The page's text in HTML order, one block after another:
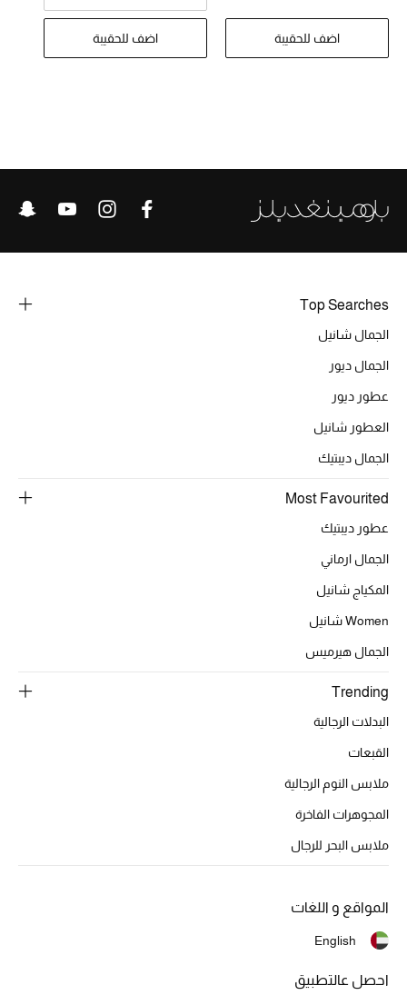
جميع الأحذية النسائية
جميع الإكسسورات النسائية
تسوقوا للنساء
الموسم الجديد
الحقائب النسائية
حقائب رجالية
حقائب الأطفال
أبرز الحقائب
الموسم الجديد
اضف للحقيبة اضف للحقيبة
Top Searches
الجمال شانيل
الجمال ديور
عطور ديور
العطور شانيل
الجمال ديبتيك
Most Favourited
عطور ديبتيك
الجمال ارماني
المكياج شانيل
Women شانيل
الجمال هيرميس
Trending
البدلات الرجالية
القبعات
ملابس النوم الرجالية
المجوهرات الفاخرة
ملابس البحر للرجال
المواقع و اللغات
English
احصل عالتطبيق